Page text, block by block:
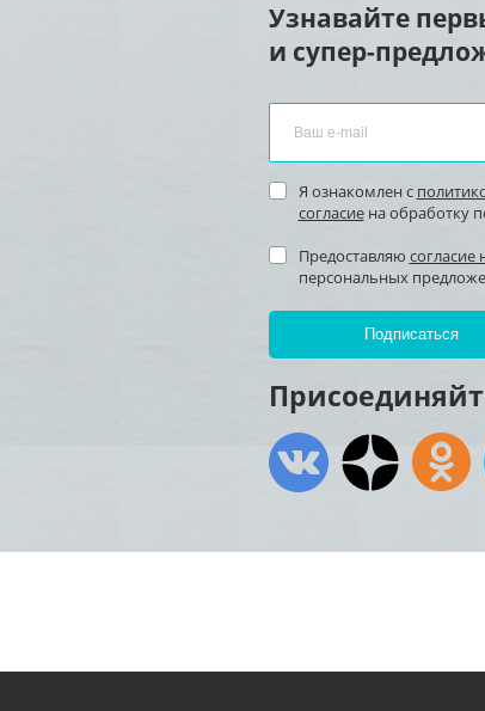
Узнавайте
и супер-
Я ознакомлен с
согласиена обработку
Предоставляю согласие
персональных